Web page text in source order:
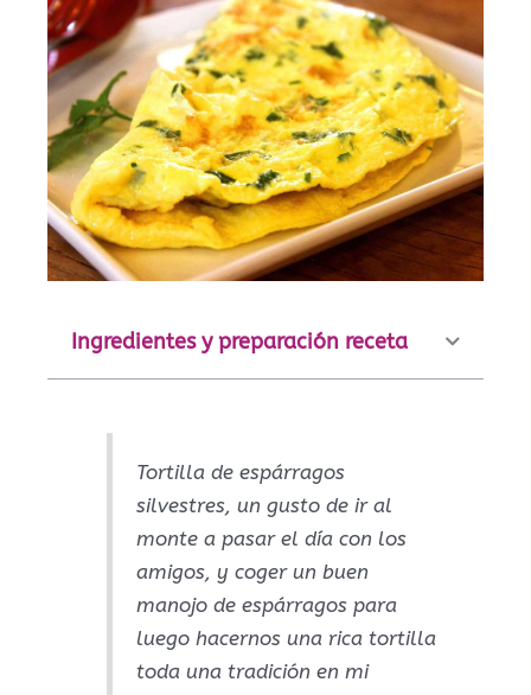
Ingredientes y preparación receta
Tortilla de espárragos
silvestres, un gusto de ir al
monte a pasar el día con los
amigos, y coger un buen
manojo de espárragos para
luego hacernos una rica tortilla
toda una tradición en mi